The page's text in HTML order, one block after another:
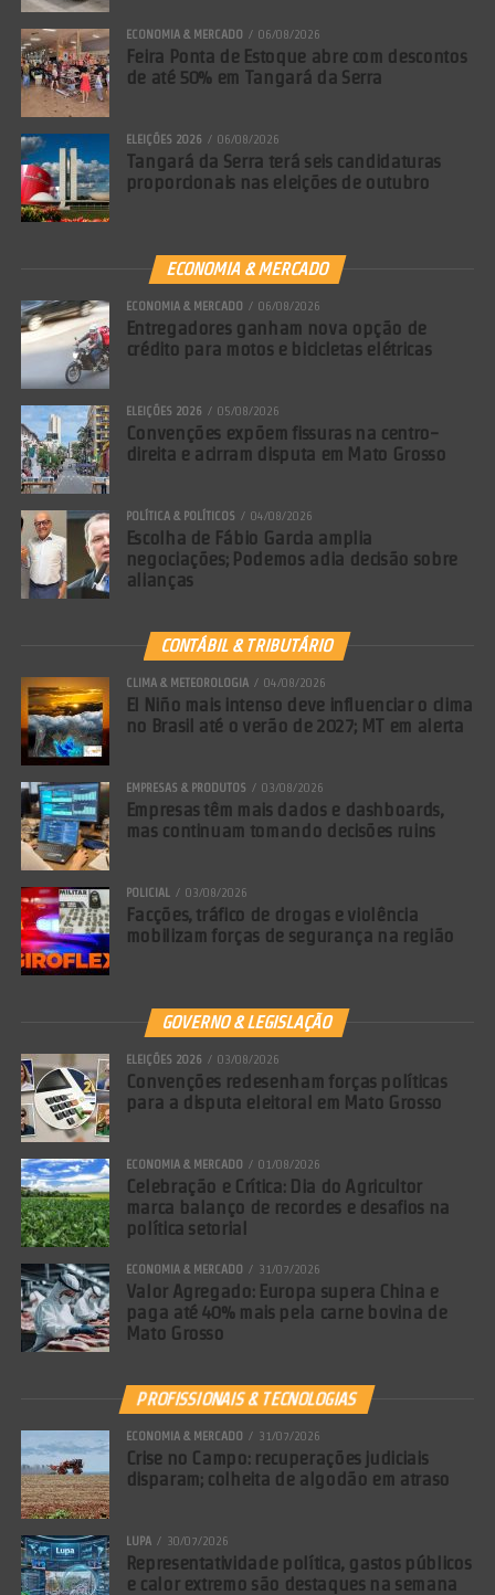
com a fixação atual não será possível. “Se isso acontecer, o peso
do ICMS ser constante por litro na composição final do preço será
maior. Até maior do que antes, possivelmente. Certamente isso vai
(Sapicuá Rádio News)
Comentários Facebook
ECONOMIA & MERCADO 06/08/2026
Feira Ponta de Estoque abre com descontos
de até 50% em Tangará da Serra
ELEIÇÕES 2026 06/08/2026
Tangará da Serra terá seis candidaturas
proporcionais nas eleições de outubro
ECONOMIA & MERCADO
ECONOMIA & MERCADO 06/08/2026
Entregadores ganham nova opção de
crédito para motos e bicicletas elétricas
ELEIÇÕES 2026 05/08/2026
Convenções expõem fissuras na centro-
direita e acirram disputa em Mato Grosso
POLÍTICA & POLÍTICOS 04/08/2026
Escolha de Fábio Garcia amplia
negociações; Podemos adia decisão sobre
alianças
CONTÁBIL & TRIBUTÁRIO
CLIMA & METEOROLOGIA 04/08/2026
El Niño mais intenso deve influenciar o clima
no Brasil até o verão de 2027; MT em alerta
EMPRESAS & PRODUTOS 03/08/2026
Empresas têm mais dados e dashboards,
mas continuam tomando decisões ruins
POLICIAL 03/08/2026
Facções, tráfico de drogas e violência
mobilizam forças de segurança na região
GOVERNO & LEGISLAÇÃO
ELEIÇÕES 2026 03/08/2026
Convenções redesenham forças políticas
para a disputa eleitoral em Mato Grosso
ECONOMIA & MERCADO 01/08/2026
Celebração e Crítica: Dia do Agricultor
marca balanço de recordes e desafios na
política setorial
ECONOMIA & MERCADO 31/07/2026
Valor Agregado: Europa supera China e
paga até 40% mais pela carne bovina de
Mato Grosso
PROFISSIONAIS & TECNOLOGIAS
ECONOMIA & MERCADO 31/07/2026
Crise no Campo: recuperações judiciais
disparam; colheita de algodão em atraso
LUPA 30/07/2026
Representatividade política, gastos públicos
e calor extremo são destaques na semana